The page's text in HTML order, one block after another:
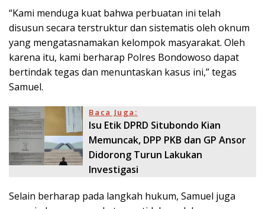
“Kami menduga kuat bahwa perbuatan ini telah
disusun secara terstruktur dan sistematis oleh oknum
yang mengatasnamakan kelompok masyarakat. Oleh
karena itu, kami berharap Polres Bondowoso dapat
bertindak tegas dan menuntaskan kasus ini,” tegas
Samuel.
Baca Juga:
Isu Etik DPRD Situbondo Kian
Memuncak, DPP PKB dan GP Ansor
Didorong Turun Lakukan
Investigasi
Selain berharap pada langkah hukum, Samuel juga